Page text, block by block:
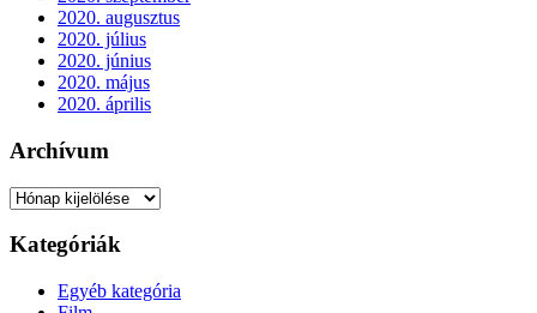
2020. augusztus
2020. július
2020. június
2020. május
2020. április
Archívum
Archívum
Kategóriák
Egyéb kategória